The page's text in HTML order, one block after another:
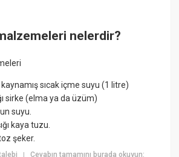
nelerdir?
kaynamış sıcak içme suyu (1 litre)
sirke (elma ya da üzüm)
suyu.
kaya tuzu.
şeker.
|Cevabın tamamını burada okuyun: